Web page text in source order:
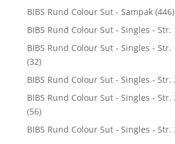
BIBS Rund Colour Sut - Sampak (446)
BIBS Rund Colour Sut - Singles - Str.
BIBS Rund Colour Sut - Singles -
(32)
BIBS Rund Colour Sut - Singles - Str.
BIBS Rund Colour Sut - Singles -
(56)
BIBS Rund Colour Sut - Singles - Str.